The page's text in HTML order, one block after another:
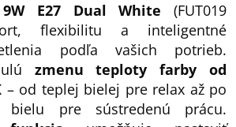
E27 Dual White (FUT019
flexibilitu a inteligentné
podľa vašich potrieb.
zmenu teploty farby od
– od teplej bielej pre relax až po
bielu pre sústredenú prácu.